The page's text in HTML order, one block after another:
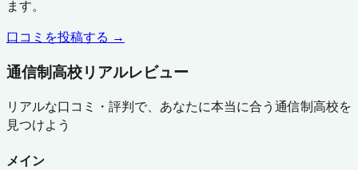
ます。
口コミを投稿する →
通信制高校リアルレビュー
リアルな口コミ・評判で、あなたに本当に合う通信制高校を
見つけよう
メイン